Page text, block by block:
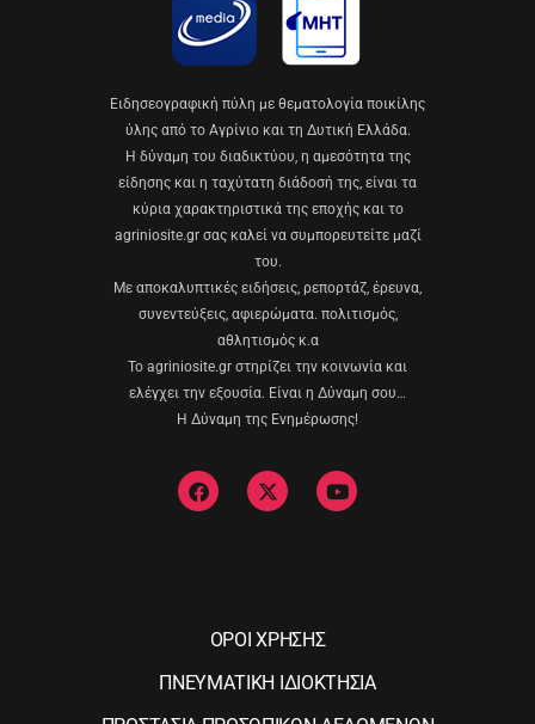
Eιδησεογραφική πύλη με θεματολογία ποικίλης
ύλης από το Αγρίνιο και τη Δυτική Ελλάδα.
Η δύναμη του διαδικτύου, η αμεσότητα της
είδησης και η ταχύτατη διάδοσή της, είναι τα
κύρια χαρακτηριστικά της εποχής και το
agriniosite.gr σας καλεί να συμπορευτείτε μαζί
του.
Με αποκαλυπτικές ειδήσεις, ρεπορτάζ, έρευνα,
συνεντεύξεις, αφιερώματα. πολιτισμός,
αθλητισμός κ.α
Το agriniosite.gr στηρίζει την κοινωνία και
ελέγχει την εξουσία. Είναι η Δύναμη σου…
Η Δύναμη της Ενημέρωσης!
ΟΡΟΙ ΧΡΗΣΗΣ
ΠΝΕΥΜΑΤΙΚΗ ΙΔΙΟΚΤΗΣΙΑ